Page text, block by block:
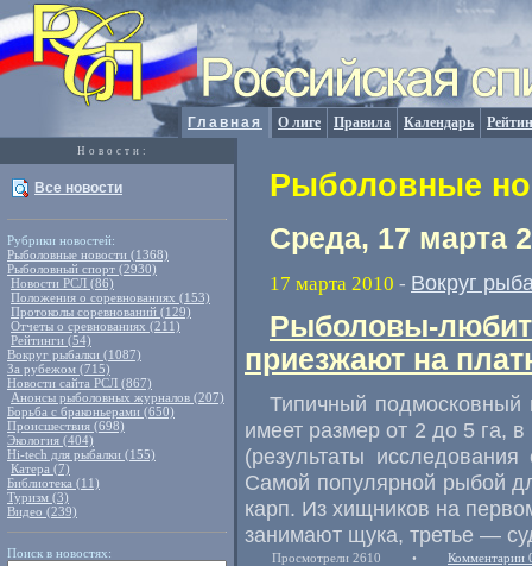
Главная О лиге Правила Календарь
Новости:
Все новости
Рубрики новостей:
Рыболовные новости (1368)
Рыболовный спорт (2930)
Новости РСЛ (86)
Положения о соревнованиях (153)
Протоколы соревнований (129)
Отчеты о сревнованиях (211)
Рейтинги (54)
Вокруг рыбалки (1087)
За рубежом (715)
Новости сайта РСЛ (867)
Анонсы рыболовных журналов (207)
Борьба с браконьерами (650)
Происшествия (698)
Экология (404)
Hi-tech для рыбалки (155)
Катера (7)
Библиотека (11)
Туризм (3)
Видео (239)
Поиск в новостях:
Рыболовные
Среда, 17 марта
17 марта 2010 - Вокруг
Рыболовы-
приезжают на
Типичный
имеет размер от 2 до 5 га,
(результаты
Самой популярной рыбой
карп. Из хищников на
занимают щука, третье —
Просмотрели 2610 • Комментарии